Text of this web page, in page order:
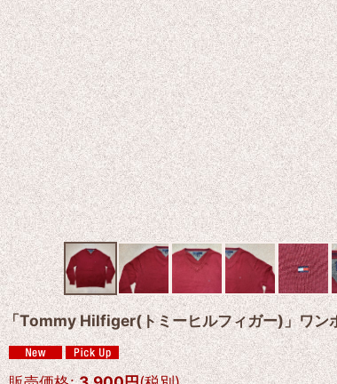
「Tommy Hilfiger(トミーヒルフィガー)」ワン